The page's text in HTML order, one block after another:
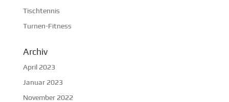
Tischtennis
Turnen-Fitness
Archiv
April 2023
Januar 2023
November 2022